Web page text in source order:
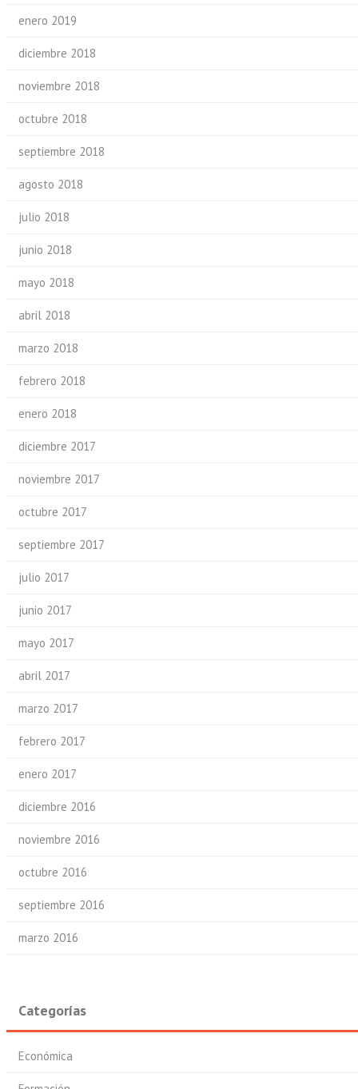
enero 2019
diciembre 2018
noviembre 2018
octubre 2018
septiembre 2018
agosto 2018
julio 2018
junio 2018
mayo 2018
abril 2018
marzo 2018
febrero 2018
enero 2018
diciembre 2017
noviembre 2017
octubre 2017
septiembre 2017
julio 2017
junio 2017
mayo 2017
abril 2017
marzo 2017
febrero 2017
enero 2017
diciembre 2016
noviembre 2016
octubre 2016
septiembre 2016
marzo 2016
Categorías
Económica